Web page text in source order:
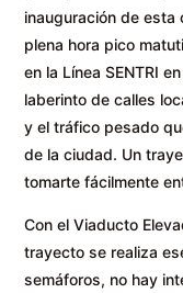
inauguración de esta
plena hora pico
en la Línea SENTRI
laberinto de calles
y el tráfico pesado
de la ciudad. Un
tomarte fácilmente
Con el Viaducto
trayecto se realiza
semáforos, no hay